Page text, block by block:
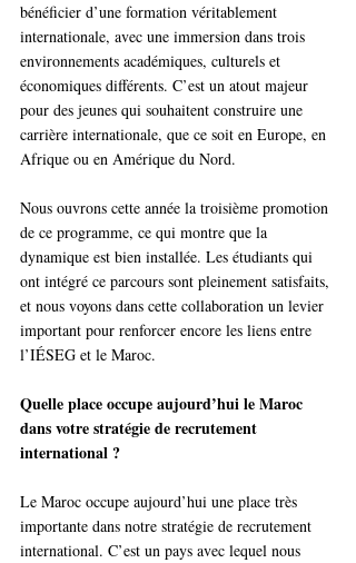
bénéficier d’une formation véritablement
internationale, avec une immersion dans trois
environnements académiques, culturels et
économiques différents. C’est un atout majeur
pour des jeunes qui souhaitent construire une
carrière internationale, que ce soit en Europe, en
Afrique ou en Amérique du Nord.
Nous ouvrons cette année la troisième promotion
de ce programme, ce qui montre que la
dynamique est bien installée. Les étudiants qui
ont intégré ce parcours sont pleinement satisfaits,
et nous voyons dans cette collaboration un levier
important pour renforcer encore les liens entre
l’IÉSEG et le Maroc.
Quelle place occupe aujourd’hui le Maroc
dans votre stratégie de recrutement
international ?
Le Maroc occupe aujourd’hui une place très
importante dans notre stratégie de recrutement
international. C’est un pays avec lequel nous